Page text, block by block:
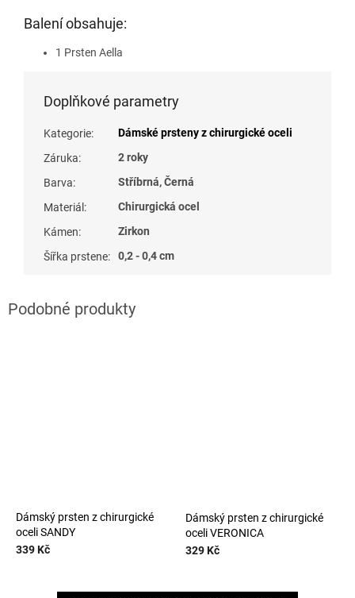
Balení obsahuje:
1 Prsten Aella
Doplňkové parametry
Kategorie:
Dámské prsteny z chirurgické oceli
Záruka:
2 roky
Barva:
Stříbrná, Černá
Materiál :
Chirurgická ocel
Kámen:
Zirkon
Šířka prstene: 0,2 - 0,4 cm
Dámský prsten z chirurgické
oceli SANDY
339 Kč
Dámský prsten z chirurgické
oceli VERONICA
329 Kč